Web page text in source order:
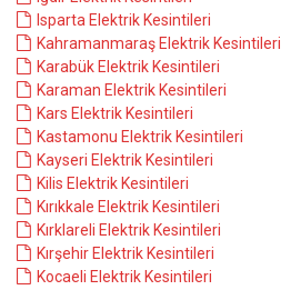
Isparta Elektrik Kesintileri
Kahramanmaraş Elektrik Kesintileri
Karabük Elektrik Kesintileri
Karaman Elektrik Kesintileri
Kars Elektrik Kesintileri
Kastamonu Elektrik Kesintileri
Kayseri Elektrik Kesintileri
Kilis Elektrik Kesintileri
Kırıkkale Elektrik Kesintileri
Kırklareli Elektrik Kesintileri
Kırşehir Elektrik Kesintileri
Kocaeli Elektrik Kesintileri